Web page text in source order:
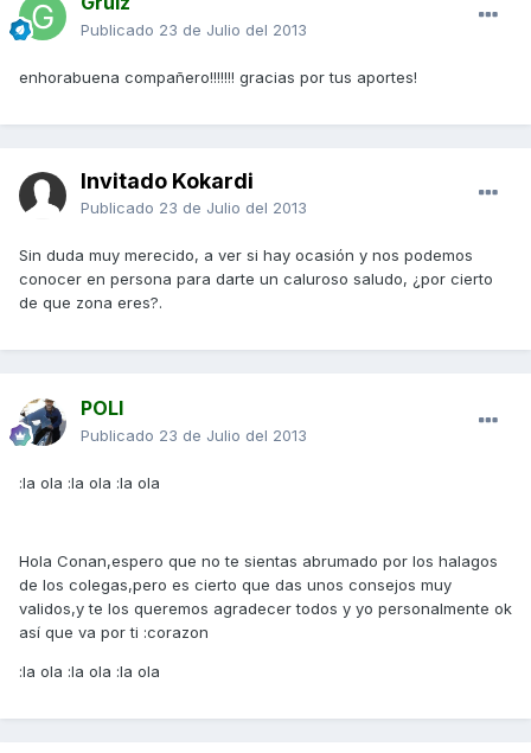
Publicado 23 de Julio del 2013
enhorabuena compañero!!!!!!! gracias por tus aportes!
Invitado Kokardi
Publicado 23 de Julio del 2013
Sin duda muy merecido, a ver si hay ocasión y nos podemos
conocer en persona para darte un caluroso saludo, ¿por cierto
de que zona eres?.
POLI
Publicado 23 de Julio del 2013
:la ola :la ola :la ola
Hola Conan,espero que no te sientas abrumado por los halagos
de los colegas,pero es cierto que das unos consejos muy
validos,y te los queremos agradecer todos y yo personalmente ok
así que va por ti :corazon
:la ola :la ola :la ola